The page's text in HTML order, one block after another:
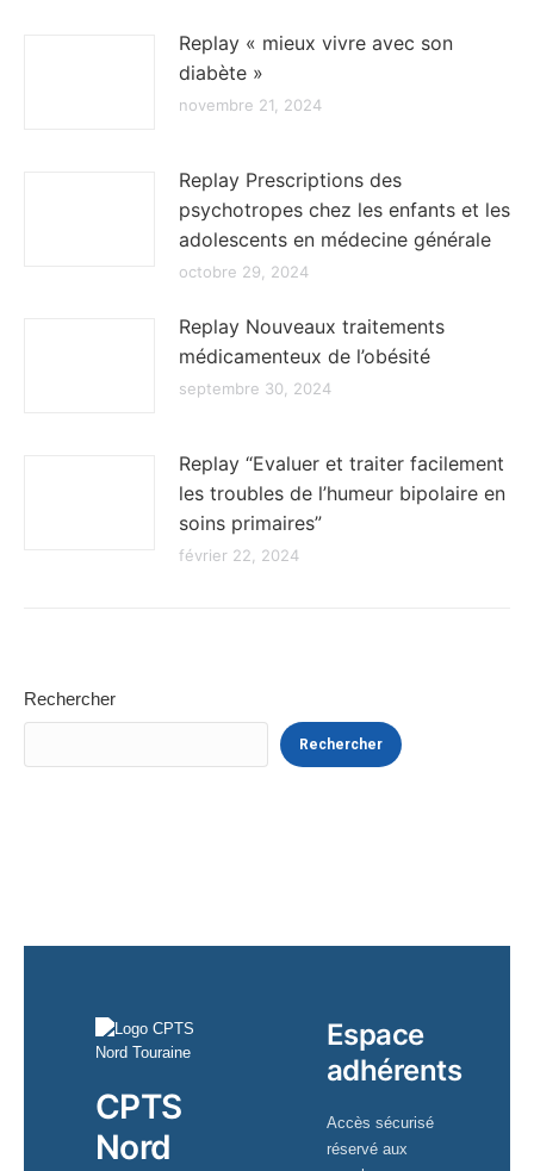
Replay « mieux vivre avec son
diabète »
novembre 21, 2024
Replay Prescriptions des
psychotropes chez les enfants et les
adolescents en médecine générale
octobre 29, 2024
Replay Nouveaux traitements
médicamenteux de l’obésité
septembre 30, 2024
Replay “Evaluer et traiter facilement
les troubles de l’humeur bipolaire en
soins primaires”
février 22, 2024
Rechercher
Rechercher
CPTS
Nord
Espace
adhérents
Accès sécurisé
réservé aux